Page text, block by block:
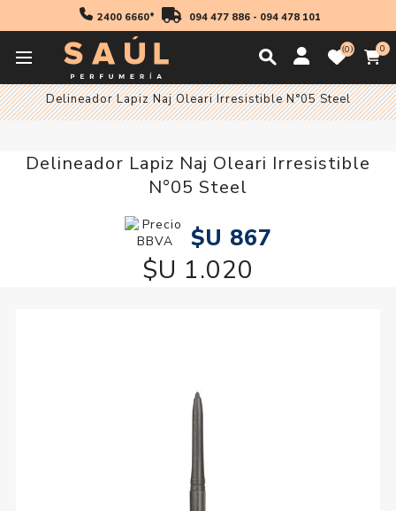
2400 6660* 094 477 886- 094 478 101
0 0
Inicio
Delineador Lapiz Naj Oleari Irresistible N°05 Steel
Delineador Lapiz Naj Oleari Irresistible
N°05 Steel
$U 867
$U 1.020